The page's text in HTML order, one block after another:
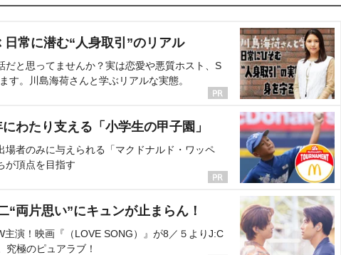
日常に潜む“人身取引”のリアル
だと思ってませんか？実は恋愛や悪質ホスト、S
す。川島海荷さんと学ぶリアルな実態。
わたり支える「小学生の甲子園」
場者のみに与えられる「マクドナルド・ワッペ
が頂点を目指す
“両片思い”にキュンが止まらん！
主演！映画『（LOVE SONG）』が8／５よりJ:C
究極のピュアラブ！